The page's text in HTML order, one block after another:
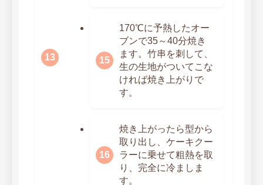
170℃に予熱したオー
ブンで35～40分焼き
ます。竹串を刺して、
生の生地がついてこな
ければ焼き上がりで
す。
焼き上がったら型から
取り出し、ケーキクー
ラーに乗せて粗熱を取
り、完全に冷ましま
す。